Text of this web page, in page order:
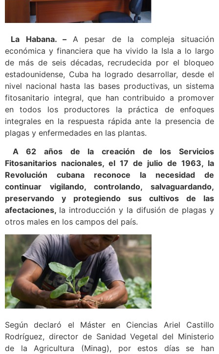
La Habana. – A pesar de la compleja situación
económica y financiera que ha vivido la Isla a lo largo
de más de seis décadas, recrudecida por el bloqueo
estadounidense, Cuba ha logrado desarrollar, desde el
nivel nacional hasta las bases productivas, un sistema
fitosanitario integral, que han contribuido a promover
en todos los productores la práctica de enfoques
integrales en la respuesta rápida ante la presencia de
plagas y enfermedades en las plantas.
A 62 años de la creación de los Servicios
Fitosanitarios nacionales, el 17 de julio de 1963, la
Revolución cubana reconoce la necesidad de
continuar vigilando, controlando, salvaguardando,
preservando y protegiendo sus cultivos de las
afectaciones, la introducción y la difusión de plagas y
otros males en los campos del país.
Según declaró el Máster en Ciencias Ariel Castillo
Rodríguez, director de Sanidad Vegetal del Ministerio
de la Agricultura (Minag), por estos días se han